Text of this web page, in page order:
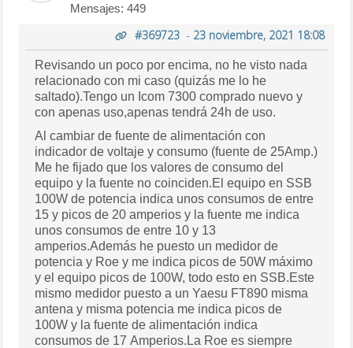
Mensajes: 449
#369723- 23 noviembre, 2021 18:08
Revisando un poco por encima, no he visto nada
relacionado con mi caso (quizás me lo he
saltado).Tengo un Icom 7300 comprado nuevo y
con apenas uso,apenas tendrá 24h de uso.
Al cambiar de fuente de alimentación con
indicador de voltaje y consumo (fuente de 25Amp.)
Me he fijado que los valores de consumo del
equipo y la fuente no coinciden.El equipo en SSB
100W de potencia indica unos consumos de entre
15 y picos de 20 amperios y la fuente me indica
unos consumos de entre 10 y 13
amperios.Además he puesto un medidor de
potencia y Roe y me indica picos de 50W máximo
y el equipo picos de 100W, todo esto en SSB.Este
mismo medidor puesto a un Yaesu FT890 misma
antena y misma potencia me indica picos de
100W y la fuente de alimentación indica
consumos de 17 Amperios.La Roe es siempre